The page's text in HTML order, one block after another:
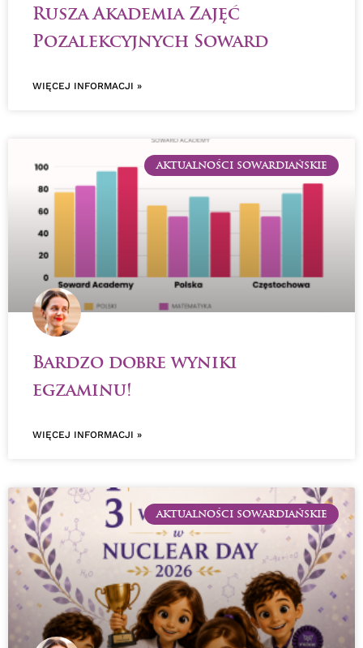
Rusza Akademia Zajęć
Pozalekcyjnych Soward
WIĘCEJ INFORMACJI »
AKTUALNOŚCI SOWARDIAŃSKIE
Bardzo dobre wyniki
egzaminu!
WIĘCEJ INFORMACJI »
AKTUALNOŚCI SOWARDIAŃSKIE